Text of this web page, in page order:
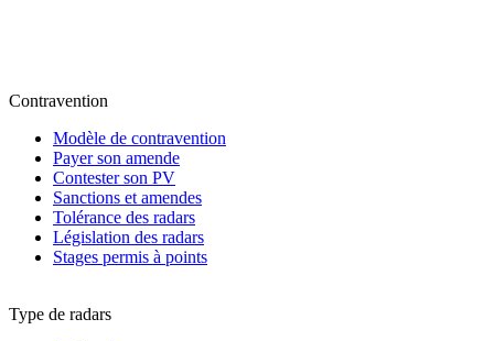
Contravention
Modèle de contravention
Payer son amende
Contester son PV
Sanctions et amendes
Tolérance des radars
Législation des radars
Stages permis à points
Type de radars